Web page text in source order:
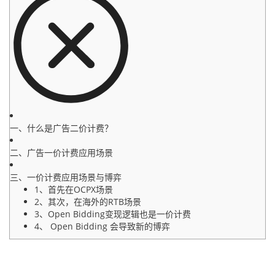
一、什么是广告二价计费？
二、广告一价计费应用场景
三、一价计费应用场景与博弈
1、首先在OCPX场景
2、其次，在海外的RTB场景
3、Open Bidding变现逻辑也是一价计费
4、 Open Bidding 会导致新的博弈